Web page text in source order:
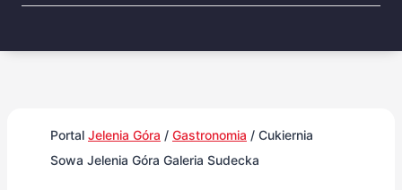
Portal Jelenia Góra / Gastronomia / Cukiernia
Sowa Jelenia Góra Galeria Sudecka